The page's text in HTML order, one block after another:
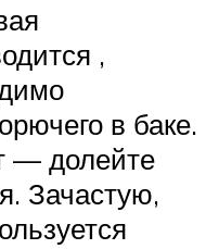
,
в баке.
— долейте
Зачастую,